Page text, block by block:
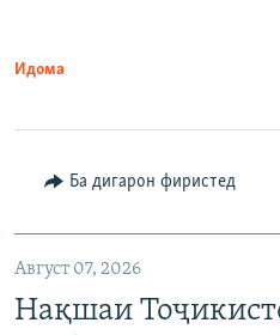
Идома
Ба дигарон фиристед
Август 07, 2026
Нақшаи